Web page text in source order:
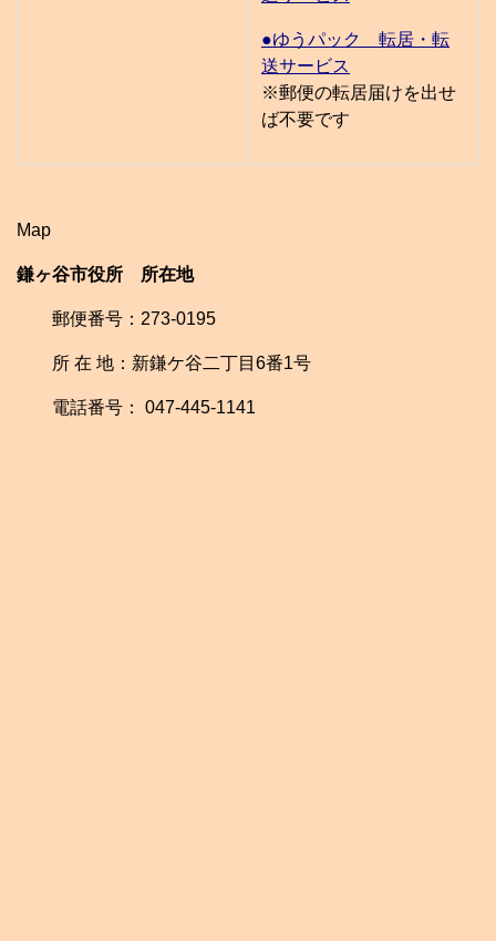
●ゆうパック 転居・転
送サービス
※郵便の転居届けを出せ
ば不要です
Map
鎌ヶ谷市役所 所在地
郵便番号：273-0195
所 在 地：新鎌ケ谷二丁目6番1号
電話番号： 047-445-1141